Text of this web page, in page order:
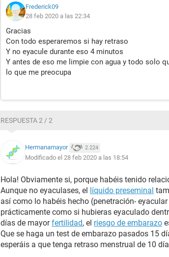
Frederick09
28 feb 2020 a las 22:34
Gracias
Con todo esperaremos si hay retraso
Y no eyacule durante eso 4 minutos
Y antes de eso me limpie con agua y todo solo
lo que me preocupa
RESPUESTA 2 / 2
Hermanamayor 2.224
Modificado el 28 feb 2020 a las 18:54
Hola! Obviamente si, porque habéis tenido
Aunque no eyaculases, el líquido preseminal
así como lo habéis hecho (penetración-
prácticamente como si hubieras eyaculado
días de mayorfertilidad, el riesgo de embarazo
Que se haga un test de embarazo pasados 15
esperáis a que tenga retraso menstrual de 10